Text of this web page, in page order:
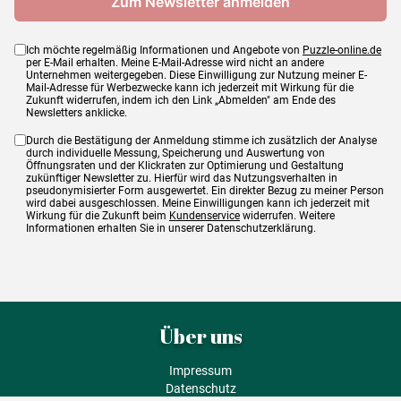
Ich möchte regelmäßig Informationen und Angebote von Puzzle-online.de
per E-Mail erhalten. Meine E-Mail-Adresse wird nicht an andere
Unternehmen weitergegeben. Diese Einwilligung zur Nutzung meiner E-
Mail-Adresse für Werbezwecke kann ich jederzeit mit Wirkung für die
Zukunft widerrufen, indem ich den Link „Abmelden" am Ende des
Newsletters anklicke.
Durch die Bestätigung der Anmeldung stimme ich zusätzlich der Analyse
durch individuelle Messung, Speicherung und Auswertung von
Öffnungsraten und der Klickraten zur Optimierung und Gestaltung
zukünftiger Newsletter zu. Hierfür wird das Nutzungsverhalten in
pseudonymisierter Form ausgewertet. Ein direkter Bezug zu meiner Person
wird dabei ausgeschlossen. Meine Einwilligungen kann ich jederzeit mit
Wirkung für die Zukunft beim Kundenservice widerrufen. Weitere
Informationen erhalten Sie in unserer Datenschutzerklärung.
Über uns
Impressum
Datenschutz